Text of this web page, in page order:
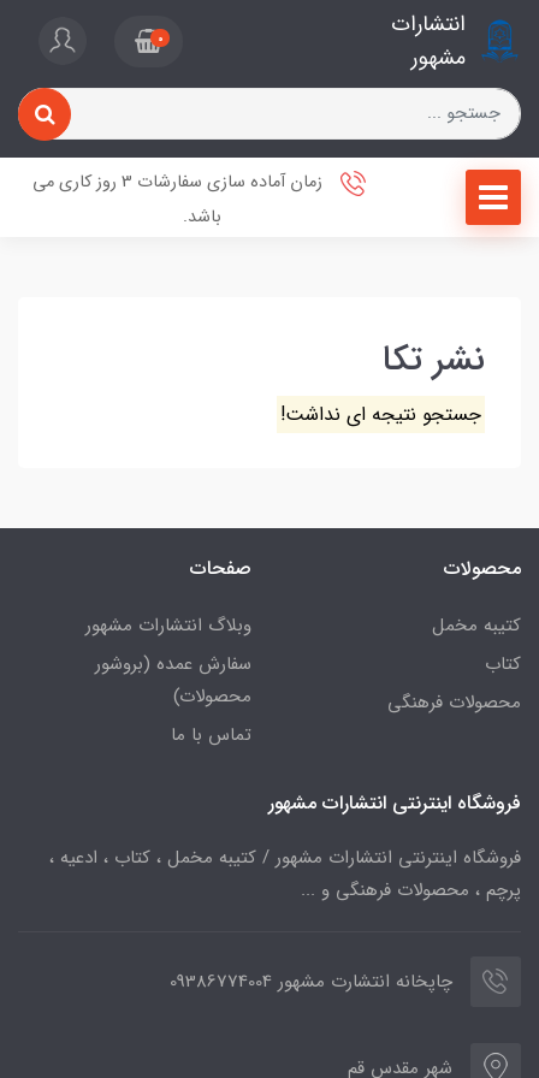
انتشارات
مشهور
0
زمان آماده سازی سفارشات 3 روز کاری می
باشد.
نشر تکا
جستجو نتیجه ای نداشت!
محصولات
کتیبه مخمل
کتاب
محصولات فرهنگی
صفحات
وبلاگ انتشارات مشهور
سفارش عمده (بروشور
محصولات)
تماس با ما
فروشگاه اینترنتی انتشارات مشهور
فروشگاه اینترنتی انتشارات مشهور / کتیبه مخمل ، کتاب ، ادعیه ،
پرچم ، محصولات فرهنگی و ...
چاپخانه انتشارت مشهور 09386774004
شهر مقدس قم